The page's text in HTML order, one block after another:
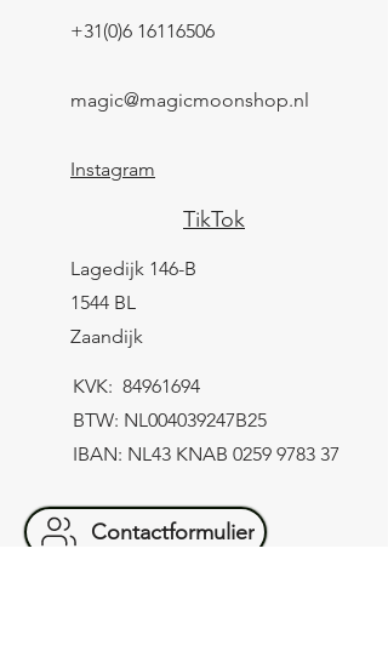
+31(0)6 16116506
magic@magicmoonshop.nl
Instagram
TikTok
Lagedijk 146-B
1544 BL
Zaandijk
KVK: 84961694
BTW: NL004039247B25
IBAN: NL43 KNAB 0259 9783 37
Contactformulier